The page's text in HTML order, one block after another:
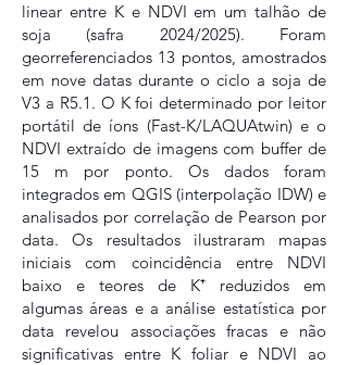
linear entre K e NDVI em um talhão de
soja (safra 2024/2025). Foram
georreferenciados 13 pontos, amostrados
em nove datas durante o ciclo a soja de
V3 a R5.1. O K foi determinado por leitor
portátil de íons (Fast-K/LAQUAtwin) e o
NDVI extraído de imagens com buffer de
15 m por ponto. Os dados foram
integrados em QGIS (interpolação IDW) e
analisados por correlação de Pearson por
data. Os resultados ilustraram mapas
iniciais com coincidência entre NDVI
baixo e teores de K⁺ reduzidos em
algumas áreas e a análise estatística por
data revelou associações fracas e não
significativas entre K foliar e NDVI ao